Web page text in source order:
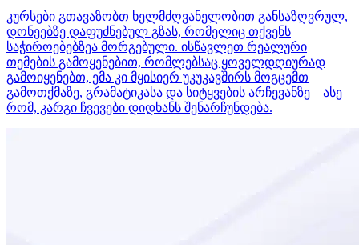
კურსები გთავაზობთ ხელმძღვანელობით განსაზღვრულ,
დონეებზე დაფუძნებულ გზას, რომელიც თქვენს
საჭიროებებზეა მორგებული. ისწავლეთ რეალური
თემების გამოყენებით, რომლებსაც ყოველდღიურად
გამოიყენებთ, ემა კი მყისიერ უკუკავშირს მოგცემთ
გამოთქმაზე, გრამატიკასა და სიტყვების არჩევანზე – ასე
რომ, კარგი ჩვევები დიდხანს შენარჩუნდება.